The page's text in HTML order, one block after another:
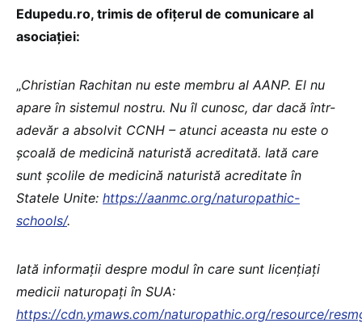
Edupedu.ro, trimis de ofițerul de comunicare al
asociației:
„Christian Rachitan nu este membru al AANP. El nu
apare în sistemul nostru. Nu îl cunosc, dar dacă într-
adevăr a absolvit CCNH – atunci aceasta nu este o
școală de medicină naturistă acreditată. Iată care
sunt școlile de medicină naturistă acreditate în
Statele Unite: https://aanmc.org/naturopathic-
schools/.
Iată informații despre modul în care sunt licențiați
medicii naturopați în SUA:
https://cdn.ymaws.com/naturopathic.org/resource/